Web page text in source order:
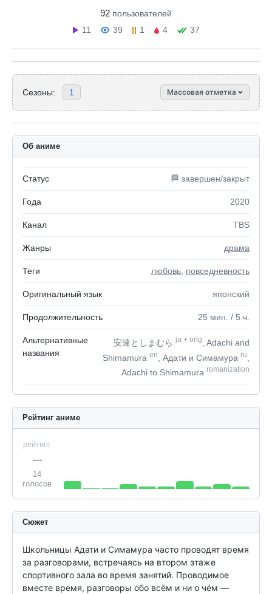
92 пользователей
11
39 1 4 37
Сезоны: 1 Массовая отметка
Об аниме
Статус 🏁 завершен/закрыт
Года 2020
Канал TBS
Жанры драма
Теги любовь повседневность
Оригинальный язык японский
Продолжительность 25 мин. / 5 ч.
Альтернативные
названия
安達としまむらja + orig
, Adachi and
Shimamura en , Адати и Симамура ru
Adachi to Shimamura romanization
Рейтинг аниме
рейтинг
---
14
голосов
Сюжет
Школьницы Адати и Симамура часто проводят время
за разговорами, встречаясь на втором этаже
спортивного зала во время занятий. Проводимое
вместе время, разговоры обо всём и ни о чём —